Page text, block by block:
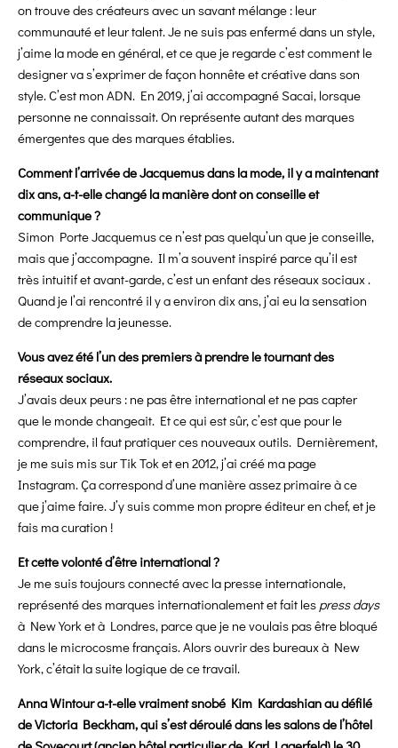
on trouve des créateurs avec un savant mélange : leur
communauté et leur talent. Je ne suis pas enfermé dans un style,
j’aime la mode en général, et ce que je regarde c’est comment le
designer va s’exprimer de façon honnête et créative dans son
style. C’est mon ADN. En 2019, j’ai accompagné Sacai, lorsque
personne ne connaissait. On représente autant des marques
émergentes que des marques établies.
Comment l’arrivée de Jacquemus dans la mode, il y a maintenant
dix ans, a-t-elle changé la manière dont on conseille et
communique ?
Simon Porte Jacquemus ce n’est pas quelqu’un que je conseille,
mais que j’accompagne. Il m’a souvent inspiré parce qu’il est
très intuitif et avant-garde, c’est un enfant des réseaux sociaux .
Quand je l’ai rencontré il y a environ dix ans, j’ai eu la sensation
de comprendre la jeunesse.
Vous avez été l’un des premiers à prendre le tournant des
réseaux sociaux.
J’avais deux peurs : ne pas être international et ne pas capter
que le monde changeait. Et cequi est sûr, c’est que pour le
comprendre, il faut pratiquer ces nouveaux outils. Dernièrement,
je me suis mis sur Tik Tok et en 2012, j’ai créé ma page
Instagram. Ça correspond d’une manière assez primaire à ce
que j’aime faire. J’y suis comme mon propre éditeur en chef, et je
fais ma curation !
Et cette volonté d’être international ?
Je me suis toujours connecté avec la presse internationale,
représenté des marques internationalement et fait les press days
à New York et à Londres, parce que je ne voulais pas être bloqué
dans le microcosme français. Alors ouvrir des bureaux à New
York, c’était la suite logique de ce travail.
Anna Wintour a-t-elle vraiment snobé Kim Kardashian au défilé
de Victoria Beckham, qui s’est déroulé dans les salons de l’hôtel